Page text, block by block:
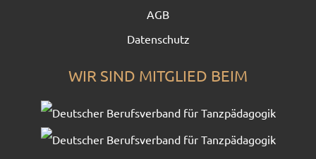
AGB
Datenschutz
WIR SIND MITGLIED BEIM